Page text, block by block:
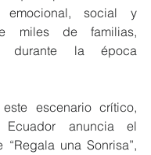
emocional, social y
miles de familias,
durante la época
escenario crítico,
Ecuador anuncia el
“Regala una Sonrisa”,